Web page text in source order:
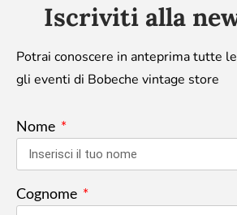
Iscriviti alla
Potrai conoscere in anteprima tutte
gli eventi di Bobeche vintage store
Nome
Cognome